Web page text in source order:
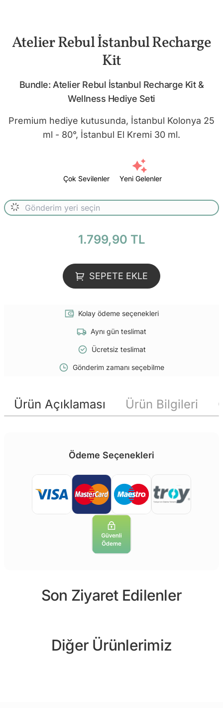
Atelier Rebul İstanbul Recharge
Kit
Bundle: Atelier Rebul İstanbul Recharge Kit &
Wellness Hediye Seti
Premium hediye kutusunda, İstanbul Kolonya 25
ml - 80°, İstanbul El Kremi 30 ml.
Çok Sevilenler Yeni Gelenler
1.799,90 TL
SEPETE EKLE
Kolay ödeme seçenekleri
Aynı gün teslimat
Ücretsiz teslimat
Gönderim zamanı seçebilme
Ürün Açıklaması Ürün Bilgileri
Ödeme Seçenekleri
Son Ziyaret Edilenler
Diğer Ürünlerimiz